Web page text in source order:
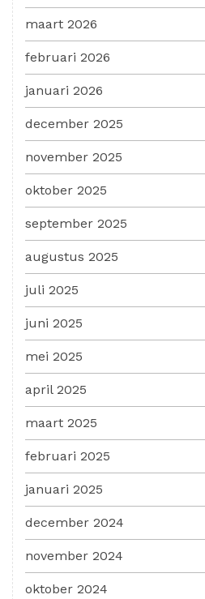
maart 2026
februari 2026
januari 2026
december 2025
november 2025
oktober 2025
september 2025
augustus 2025
juli 2025
juni 2025
mei 2025
april 2025
maart 2025
februari 2025
januari 2025
december 2024
november 2024
oktober 2024